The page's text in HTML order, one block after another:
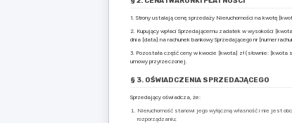
1. Strony ustalają cenę sprzedaży Nieruchomości na kwotę
2. Kupujący wpłaci Sprzedającemu zadatek w wysokości
dnia [data] na rachunek bankowy Sprzedającego nr [numer
3. Pozostała część ceny w kwocie [kwota] zł (słownie:
umowy przyrzeczonej.
§ 3. OŚWIADCZENIA SPRZEDAJĄCEGO
Sprzedający oświadcza, że:
Nieruchomość stanowi jego wyłączną własność i nie jest
rozporządzaniu;